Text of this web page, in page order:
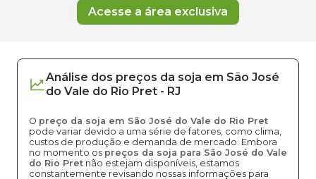
Acesse a área exclusiva
Análise dos preços da soja em São José
do Vale do Rio Pret - RJ
O preço da soja em São José do Vale do Rio Pret
pode variar devido a uma série de fatores, como clima,
custos de produção e demanda de mercado. Embora
no momento os preços da soja para São José do Vale
do Rio Pret não estejam disponíveis, estamos
constantemente revisando nossas informações para